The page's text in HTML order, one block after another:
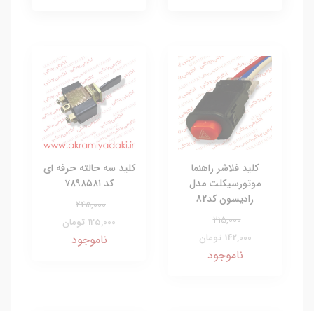
کلید فلاشر راهنما
موتورسیکلت مدل
رادیسون کد82
215,000
142,000 تومان
ناموجود
کلید سه حالته حرفه ای
کد ۷۸۹۸۵۸۱
245,000
125,000 تومان
ناموجود